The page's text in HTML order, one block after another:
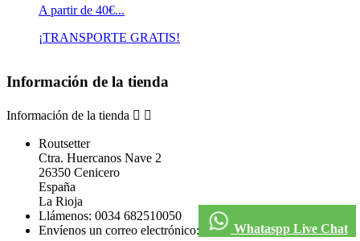
A partir de 40€...
¡TRANSPORTE GRATIS!
Información de la tienda
Información de la tienda  
Routsetter
Ctra. Huercanos Nave 2
26350 Cenicero
España
La Rioja
Llámenos: 0034 682510050
Envíenos un correo electrónico:
info@routsetter.com
Whataspp Live Chat